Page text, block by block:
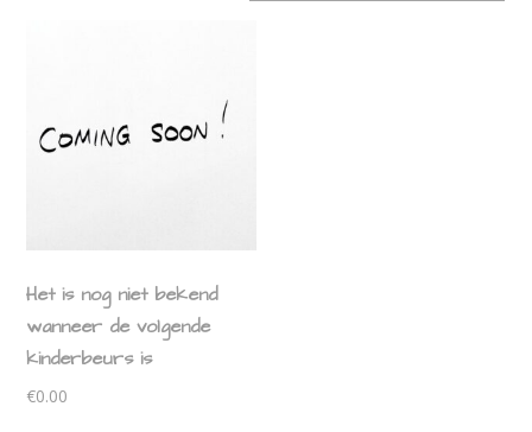
Het is nog niet bekend
wanneer de volgende
kinderbeurs is
€0.00